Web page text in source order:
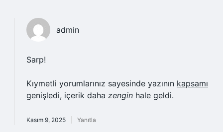
admin
Sarp!
Kıymetli yorumlarınız sayesinde yazının kapsamı
genişledi, içerik daha zengin hale geldi.
Kasım 9, 2025 Yanıtla